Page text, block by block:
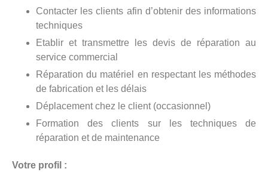
Contacter les clients afin d’obtenir des informations
techniques
Etablir et transmettre les devis de réparation au
service commercial
Réparation du matériel en respectant les méthodes
de fabrication et les délais
Déplacement chez le client (occasionnel)
Formation des clients sur les techniques de
réparation et de maintenance
Votre profil :